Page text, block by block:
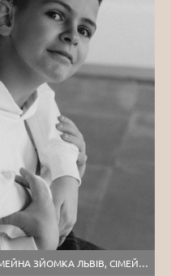
СІМЕЙНА ФОТОСЕСІЯ ТЕРНОПІЛЬ, СІМЕЙНА ЗЙОМКА ЛЬВІВ, СІМЕЙНИЙ ФОТОГРАФ ТЕРНОПІЛЬ